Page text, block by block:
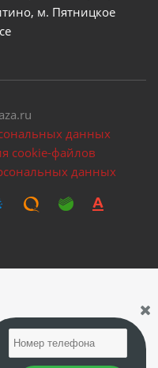
м. Пятницкое
данных
cookie-файлов
данных